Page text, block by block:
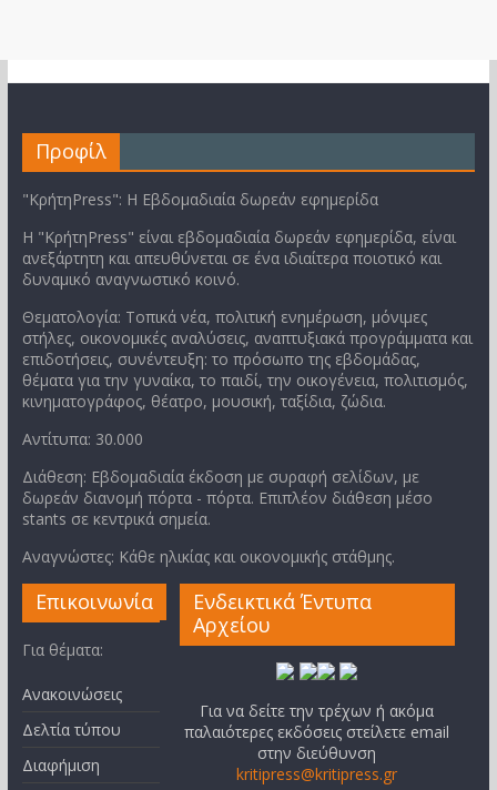
Προφίλ
"ΚρήτηPress": Η Εβδομαδιαία δωρεάν εφημερίδα
Η "ΚρήτηPress" είναι εβδομαδιαία δωρεάν εφημερίδα, είναι
ανεξάρτητη και απευθύνεται σε ένα ιδιαίτερα ποιοτικό και
δυναμικό αναγνωστικό κοινό.
Θεματολογία: Τοπικά νέα, πολιτική ενημέρωση, μόνιμες
στήλες, οικονομικές αναλύσεις, αναπτυξιακά προγράμματα και
επιδοτήσεις, συνέντευξη: το πρόσωπο της εβδομάδας,
θέματα για την γυναίκα, το παιδί, την οικογένεια, πολιτισμός,
κινηματογράφος, θέατρο, μουσική, ταξίδια, ζώδια.
Αντίτυπα: 30.000
Διάθεση: Εβδομαδιαία έκδοση με συραφή σελίδων, με
δωρεάν διανομή πόρτα - πόρτα. Επιπλέον διάθεση μέσο
stants σε κεντρικά σημεία.
Αναγνώστες: Κάθε ηλικίας και οικονομικής στάθμης.
Επικοινωνία
Για θέματα:
Ανακοινώσεις
Δελτία τύπου
Διαφήμιση
Ενδεικτικά Έντυπα
Αρχείου
Για να δείτε την τρέχων ή ακόμα
παλαιότερες εκδόσεις στείλετε email
στην διεύθυνση
kritipress@kritipress.gr